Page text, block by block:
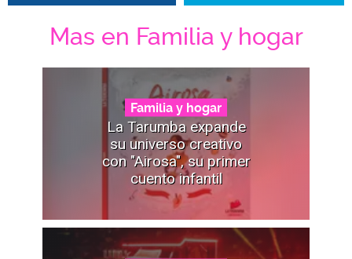
Mas en Familia y hogar
Familia y hogar
La Tarumba expande
su universo creativo
con "Airosa", su primer
cuento infantil